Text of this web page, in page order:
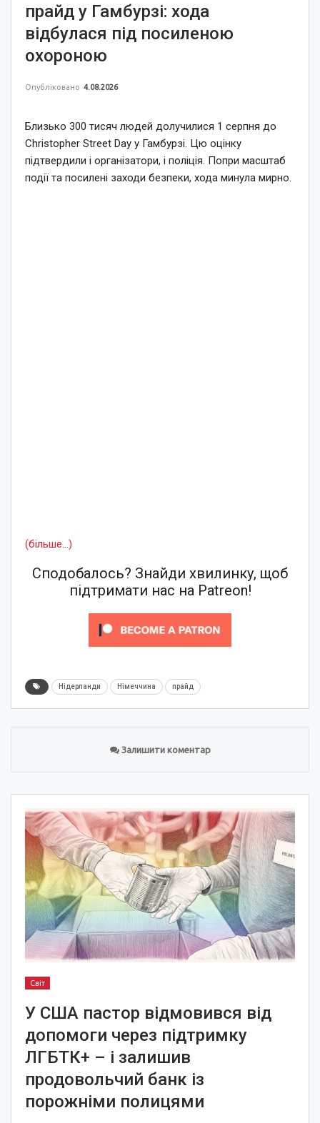
прайд у Гамбурзі: хода
відбулася під посиленою
охороною
Опубліковано 4.08.2026
Близько 300 тисяч людей долучилися 1 серпня до
Christopher Street Day у Гамбурзі. Цю оцінку
підтвердили і організатори, і поліція. Попри масштаб
події та посилені заходи безпеки, хода минула мирно.
(більше…)
Сподобалось? Знайди хвилинку, щоб
підтримати нас на Patreon!
Нідерланди Німеччина прайд
Залишити коментар
Світ
У США пастор відмовився від
допомоги через підтримку
ЛГБТК+ – і залишив
продовольчий банк із
порожніми полицями